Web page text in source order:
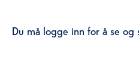
Du må logge inn for å se og